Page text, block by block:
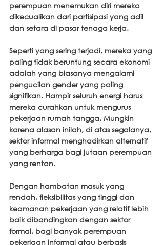
perempuan menemukan diri mereka
dikecualikan dari partisipasi yang adil
dan setara di pasar tenaga kerja.
Seperti yang sering terjadi, mereka yang
paling tidak beruntung secara ekonomi
adalah yang biasanya mengalami
pengucilan gender yang paling
signifikan. Hampir seluruh energi harus
mereka curahkan untuk mengurus
pekerjaan rumah tangga. Mungkin
karena alasan inilah, di atas segalanya,
sektor informal menghadirkan alternatif
yang berharga bagi jutaan perempuan
yang rentan.
Dengan hambatan masuk yang
rendah, fleksibilitas yang tinggi dan
keamanan pekerjaan yang relatif lebih
baik dibandingkan dengan sektor
formal, bagi banyak perempuan
pekerjaan informal atau berbasis